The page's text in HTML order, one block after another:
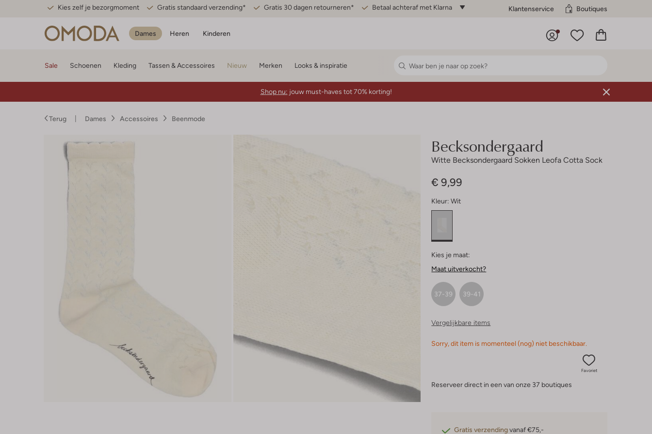
Kies zelf je bezorgmoment Gratis standaard verzending* Gratis 30 dagen retourneren* Betaal achteraf met Klarna Klantenservice Boutiques
Dames Heren Kinderen
Sale Schoenen Kleding Tassen & Accessoires Nieuw Merken Looks & inspiratie
Shop nu: jouw must-haves tot 70% korting!
Terug Dames Accessoires Beenmode
Becksondergaard
Witte Becksondergaard Sokken Leofa Cotta Sock
€ 9,99
Kleur: Wit
Kies je maat:
Maat uitverkocht?
37-39 39-41
Vergelijkbare items
Sorry, dit item is momenteel (nog) niet beschikbaar.
Favoriet
Reserveer direct in een van onze 37 boutiques
Gratis verzendingvanaf €75,-